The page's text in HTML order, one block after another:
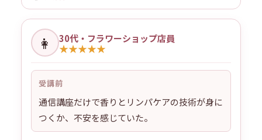
👩 30代・フラワーショップ店員
★★★★★
受講前
通信講座だけで香りとリンパケアの技術が身に
つくか、不安を感じていた。